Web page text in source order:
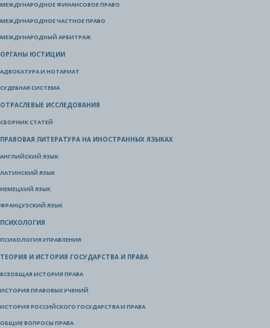
МЕЖДУНАРОДНОЕ ФИНАНСОВОЕ ПРАВО
МЕЖДУНАРОДНОЕ ЧАСТНОЕ ПРАВО
МЕЖДУНАРОДНЫЙ АРБИТРАЖ
ОРГАНЫ ЮСТИЦИИ
АДВОКАТУРА И НОТАРИАТ
СУДЕБНАЯ СИСТЕМА
ОТРАСЛЕВЫЕ ИССЛЕДОВАНИЯ
СБОРНИК СТАТЕЙ
ПРАВОВАЯ ЛИТЕРАТУРА НА ИНОСТРАННЫХ ЯЗЫКАХ
АНГЛИЙСКИЙ ЯЗЫК
ЛАТИНСКИЙ ЯЗЫК
НЕМЕЦКИЙ ЯЗЫК
ФРАНЦУЗСКИЙ ЯЗЫК
ПСИХОЛОГИЯ
ПСИХОЛОГИЯ УПРАВЛЕНИЯ
ТЕОРИЯ И ИСТОРИЯ ГОСУДАРСТВА И ПРАВА
ВСЕОБЩАЯ ИСТОРИЯ ПРАВА
ИСТОРИЯ ПРАВОВЫХ УЧЕНИЙ
ИСТОРИЯ РОССИЙСКОГО ГОСУДАРСТВА И ПРАВА
ОБЩИЕ ВОПРОСЫ ПРАВА